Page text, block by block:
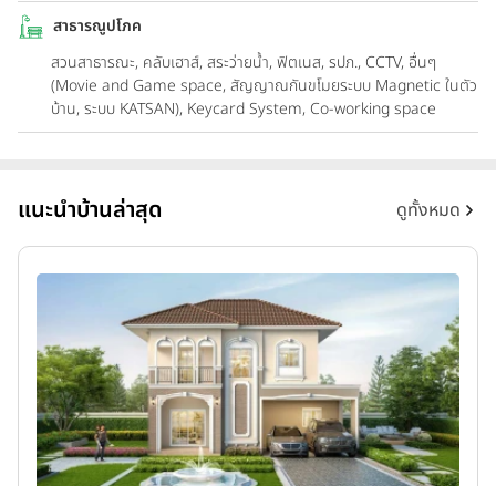
สาธารณูปโภค
สวนสาธารณะ, คลับเฮาส์, สระว่ายน้ำ, ฟิตเนส, รปภ., CCTV, อื่นๆ
(Movie and Game space, สัญญาณกันขโมยระบบ Magnetic ในตัว
บ้าน, ระบบ KATSAN), Keycard System, Co-working space
แนะนำบ้านล่าสุด ดูทั้งหมด